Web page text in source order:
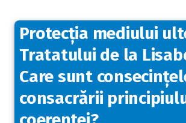
Protecția mediului
Tratatului de la
Care sunt
consacrării